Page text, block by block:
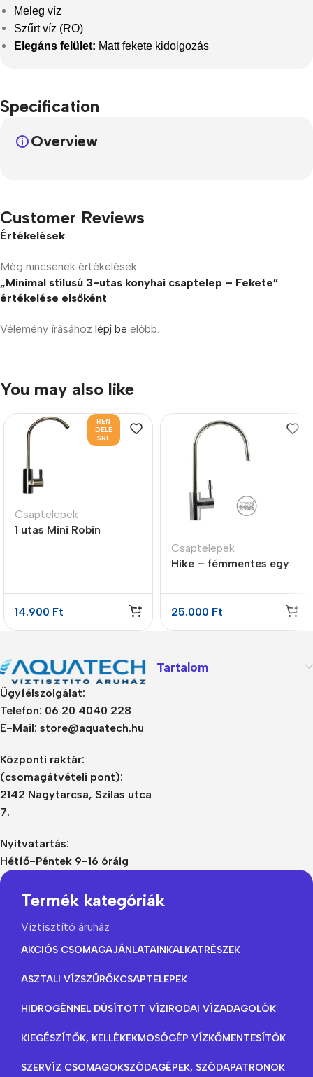
Meleg víz
Szűrt víz (RO)
Elegáns felület: Matt fekete kidolgozás
Specification
Overview
Customer Reviews
Értékelések
Még nincsenek értékelések.
„Minimal stílusú 3-utas konyhai csaptelep – Fekete”
értékelése elsőként
Vélemény írásához lépj be előbb.
You may also like
REN
DELÉ
SRE
Csaptelepek
1 utas Mini Robin
14.900 Ft
Csaptelepek
Hike – fémmentes egy
25.000 Ft
Ügyfélszolgálat:
Telefon: 06 20 4040 228
E-Mail: store@aquatech.hu
Központi raktár:
(csomagátvételi pont):
2142 Nagytarcsa, Szilas utca
7.
Nyitvatartás:
Hétfő-Péntek 9-16 óráig
Tartalom
Termék kategóriák
Víztisztító áruház
AKCIÓS CSOMAGAJÁNLATAINKALKATRÉSZEK
ASZTALI VÍZSZŰRŐKCSAPTELEPEK
HIDROGÉNNEL DÚSÍTOTT VÍZIRODAI VÍZADAGOLÓK
KIEGÉSZÍTŐK, KELLÉKEKMOSÓGÉP VÍZKŐMENTESÍTŐK
SZERVÍZ CSOMAGOKSZÓDAGÉPEK, SZÓDAPATRONOK